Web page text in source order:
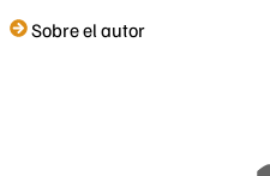
Sobre el autor